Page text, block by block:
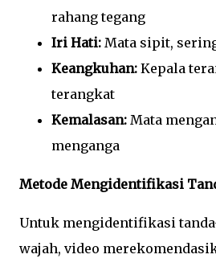
rahang tegang
Iri Hati: Mata sipit,
Keangkuhan: Kepala
terangkat
Kemalasan: Mata
menganga
Metode Mengidentifikasi
Untuk mengidentifikasi
wajah, video